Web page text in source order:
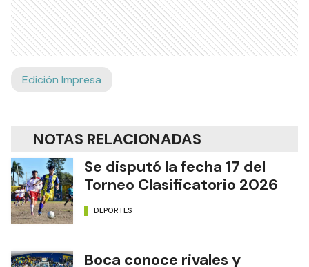
Edición Impresa
NOTAS RELACIONADAS
Se disputó la fecha 17 del
Torneo Clasificatorio 2026
DEPORTES
Boca conoce rivales y